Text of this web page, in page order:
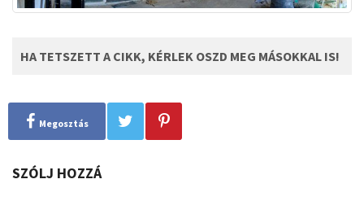
HA TETSZETT A CIKK, KÉRLEK OSZD MEG MÁSOKKAL IS!
Megosztás
SZÓLJ HOZZÁ